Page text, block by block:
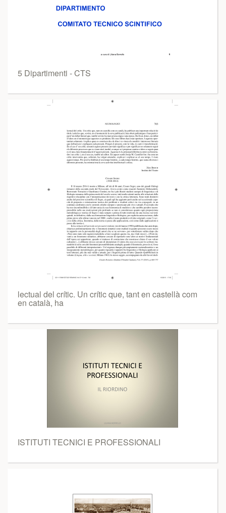
5 Dipartimenti - CTS
lectual del crític. Un crític que, tant en castellà com
en català, ha
ISTITUTI TECNICI E PROFESSIONALI